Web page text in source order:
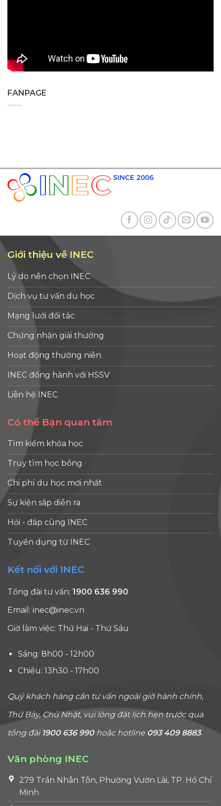
FANPAGE
Giới thiệu về INEC
Lý do nên chọn INEC
Dịch vụ tư vấn du học
Mạng lưới đối tác
Chứng nhận giải thưởng
Hoạt động thường niên
INEC đồng hành với HSSV
Liên hệ INEC
Có thể Bạn quan tâm
Tìm kiếm khóa học
Truy tìm học bổng
Chi phí du học mới nhất
Sự kiện sắp diễn ra
Hỏi - đáp cùng INEC
Tuyển dụng từ INEC
Kết nối với INEC
Tổng đài tư vấn: 1900 636 990
Email: inec@inec.vn
Giờ làm việc: Thứ Hai - Thứ Sáu
Sáng: 8h00 - 12h00
Chiều: 13h30 - 17h00
Quý khách hàng cần tư vấn ngoài giờ hành chính,
Thứ Bảy, Chủ Nhật, vui lòng đặt lịch hẹn trước qua
tổng đài 1900 636 990hoặc hotline 093 409 8883.
Văn phòng INEC
279 Trần Nhân Tôn, Phường Vườn Lài, TP. Hồ Chí
Minh